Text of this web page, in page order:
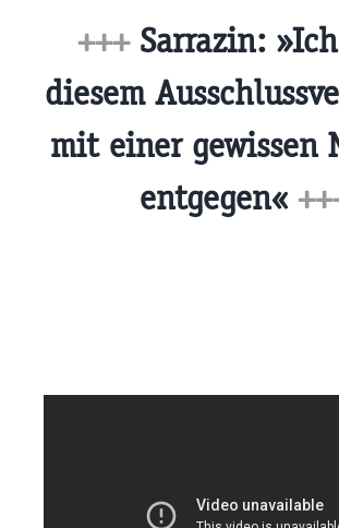
+++ Sarrazin:
diesem
mit einer gewissen
entgegen«